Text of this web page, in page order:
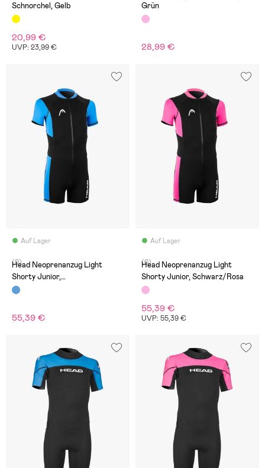
Schnorchel, Gelb
20,99 €
UVP: 23,99 €
Grün
28,99 €
Auf Lager
(0)
Head Neoprenanzug Light
Shorty Junior,
Schwarz/Hellblau
55,39 €
Auf Lager
(0)
Head Neoprenanzug Light
Shorty Junior, Schwarz/Rosa
55,39 €
UVP: 55,39 €